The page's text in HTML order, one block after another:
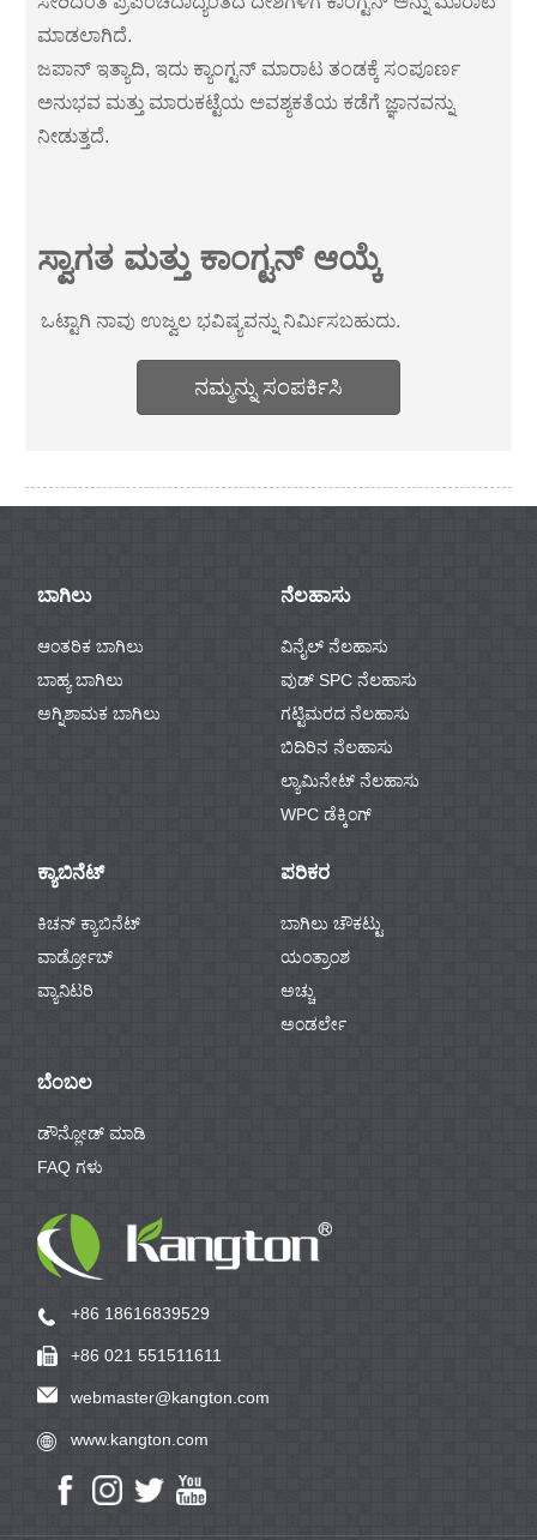
ಮಾಡಲಾಗಿದೆ.
ಜಪಾನ್ ಇತ್ಯಾದಿ, ಇದು ಕ್ಯಾಂಗ್ಟನ್ ಮಾರಾಟ ತಂಡಕ್ಕೆ ಸಂಪೂರ್ಣ
ಅನುಭವ ಮತ್ತು ಮಾರುಕಟ್ಟೆಯ ಅವಶ್ಯಕತೆಯ ಕಡೆಗೆ ಜ್ಞಾನವನ್ನು
ನೀಡುತ್ತದೆ.
ಸ್ವಾಗತ ಮತ್ತು ಕಾಂಗ್ಟನ್ ಆಯ್ಕೆ
ಒಟ್ಟಾಗಿ ನಾವು ಉಜ್ವಲ ಭವಿಷ್ಯವನ್ನು ನಿರ್ಮಿಸಬಹುದು.
ನಮ್ಮನ್ನು ಸಂಪರ್ಕಿಸಿ
ಬಾಗಿಲು
ಆಂತರಿಕ ಬಾಗಿಲು
ಬಾಹ್ಯ ಬಾಗಿಲು
ಅಗ್ನಿಶಾಮಕ ಬಾಗಿಲು
ನೆಲಹಾಸು
ವಿನೈಲ್ ನೆಲಹಾಸು
ವುಡ್ SPC ನೆಲಹಾಸು
ಗಟ್ಟಿಮರದ ನೆಲಹಾಸು
ಬಿದಿರಿನ ನೆಲಹಾಸು
ಲ್ಯಾಮಿನೇಟ್ ನೆಲಹಾಸು
WPC ಡೆಕ್ಕಿಂಗ್
ಕ್ಯಾಬಿನೆಟ್
ಕಿಚನ್ ಕ್ಯಾಬಿನೆಟ್
ವಾರ್ಡ್ರೋಬ್
ವ್ಯಾನಿಟರಿ
ಪರಿಕರ
ಬಾಗಿಲು ಚೌಕಟ್ಟು
ಯಂತ್ರಾಂಶ
ಅಚ್ಚು
ಅಂಡರ್ಲೇ
ಬೆಂಬಲ
ಡೌನ್ಲೋಡ್ ಮಾಡಿ
FAQ ಗಳು
+86 18616839529
+86 021 551511611
webmaster@kangton.com
www.kangton.com